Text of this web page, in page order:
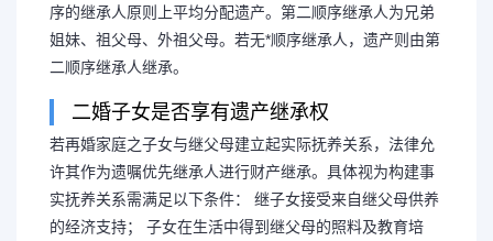
序的继承人原则上平均分配遗产。第二顺序继承人为兄弟
姐妹、祖父母、外祖父母。若无*顺序继承人，遗产则由第
二顺序继承人继承。
二婚子女是否享有遗产继承权
若再婚家庭之子女与继父母建立起实际抚养关系，法律允
许其作为遗嘱优先继承人进行财产继承。具体视为构建事
实抚养关系需满足以下条件： 继子女接受来自继父母供养
的经济支持； 子女在生活中得到继父母的照料及教育培